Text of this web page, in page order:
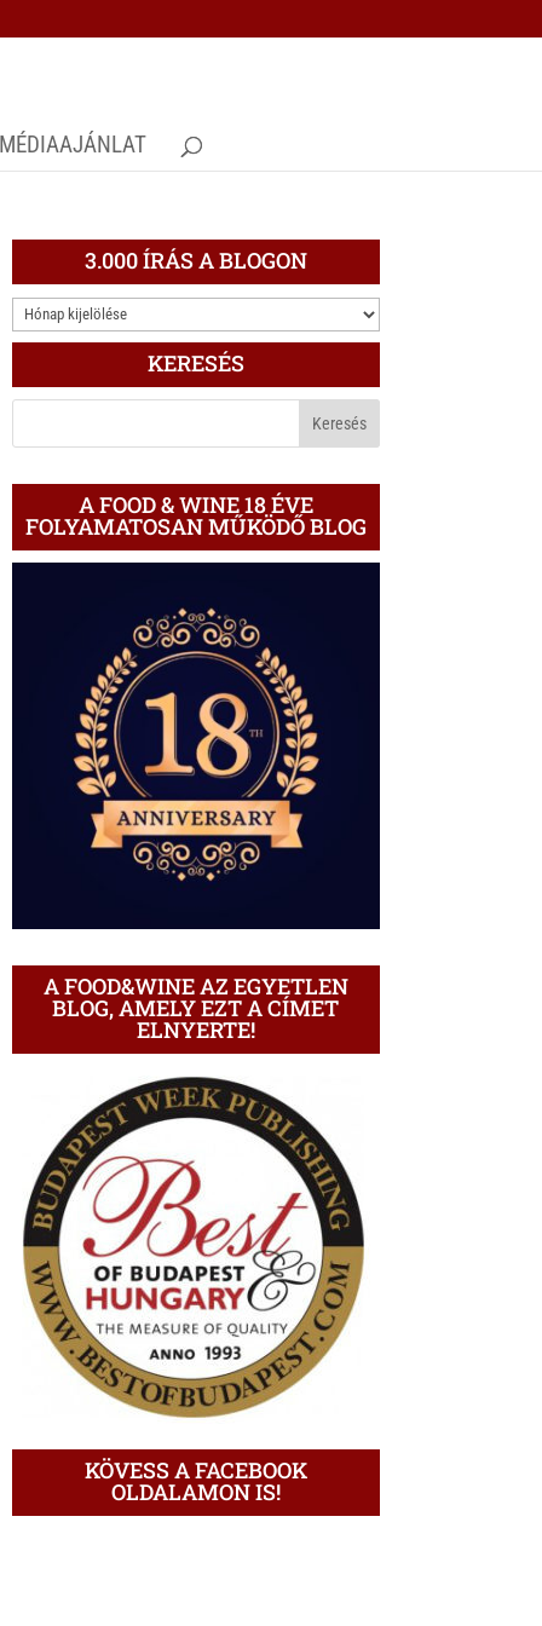
MÉDIAAJÁNLAT
3.000 ÍRÁS A BLOGON
3.000
ÍRÁS
BLOGON
KERESÉS
A FOOD & WINE 18 ÉVE
FOLYAMATOSAN MŰKÖDŐ BLOG
A FOOD&WINE AZ EGYETLEN
BLOG, AMELY EZT A CÍMET
ELNYERTE!
KÖVESS A FACEBOOK
OLDALAMON IS!